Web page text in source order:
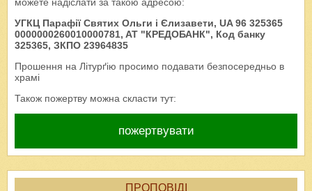
можете надіслати за такою адресою:
УГКЦ Парафії Святих Ольги і Єлизавети, UA 96 325365
0000000260010000781, AT "КРЕДОБАНК", Код банку
325365, ЗКПО 23964835
Прошення на Літурґію просимо подавати безпосередньо в
храмі
Також пожертву можна скласти тут:
пожертвувати
ПРОПОВІДІ